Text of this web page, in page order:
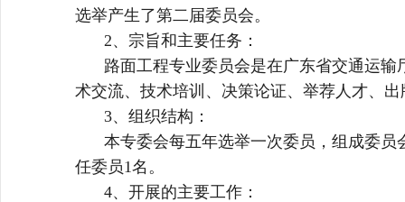
选举产生了第二届委员会。
2、宗旨和主要任务：
路面工程专业委员会是在广东省交通运
术交流、技术培训、决策论证、举荐人才、
3、组织结构：
本专委会每五年选举一次委员 ，组成委
任委员1名。
4、开展的主要工作：